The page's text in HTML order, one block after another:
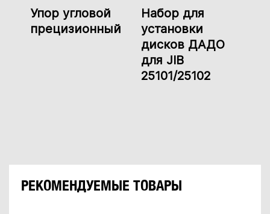
Упор угловой
прецизионный
Набор для
установки
дисков ДАДО
для JIB
25101/25102
РЕКОМЕНДУЕМЫЕ ТОВАРЫ